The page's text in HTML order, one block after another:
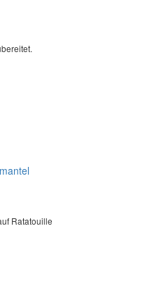
Ratatouille